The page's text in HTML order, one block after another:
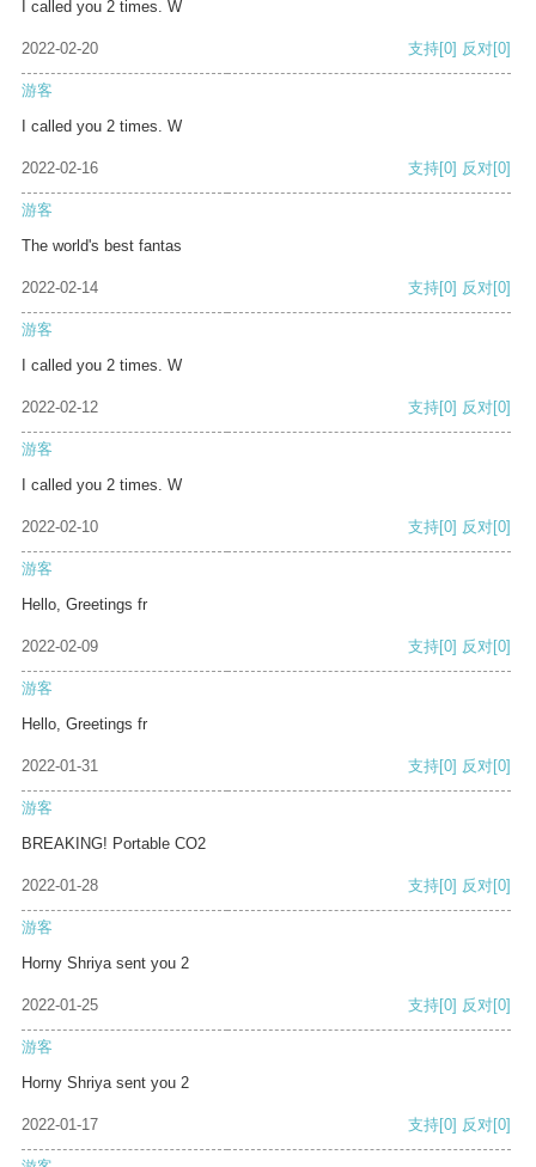
I called you 2 times. W
2022-02-20 支持[0] 反对[0]
游客
I called you 2 times. W
2022-02-16 支持[0] 反对[0]
游客
The world's best fantas
2022-02-14 支持[0] 反对[0]
游客
I called you 2 times. W
2022-02-12 支持[0] 反对[0]
游客
I called you 2 times. W
2022-02-10 支持[0] 反对[0]
游客
Hello, Greetings fr
2022-02-09 支持[0] 反对[0]
游客
Hello, Greetings fr
2022-01-31 支持[0] 反对[0]
游客
BREAKING! Portable CO2
2022-01-28 支持[0] 反对[0]
游客
Horny Shriya sent you 2
2022-01-25 支持[0] 反对[0]
游客
Horny Shriya sent you 2
2022-01-17 支持[0] 反对[0]